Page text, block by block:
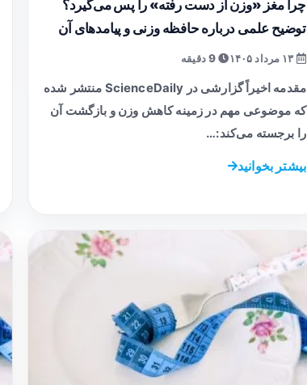
چرا مغز «وزن از دست رفته» را پس می‌گیرد؟
توضیح علمی درباره حافظه وزنی و پیامدهای آن
9 دقیقه
مقدمه اخیراً گزارشی در ScienceDaily منتشر شده
که موضوعی مهم در زمینه کاهش وزن و بازگشت آن
را برجسته می‌کند:…
بیشتر بخوانید